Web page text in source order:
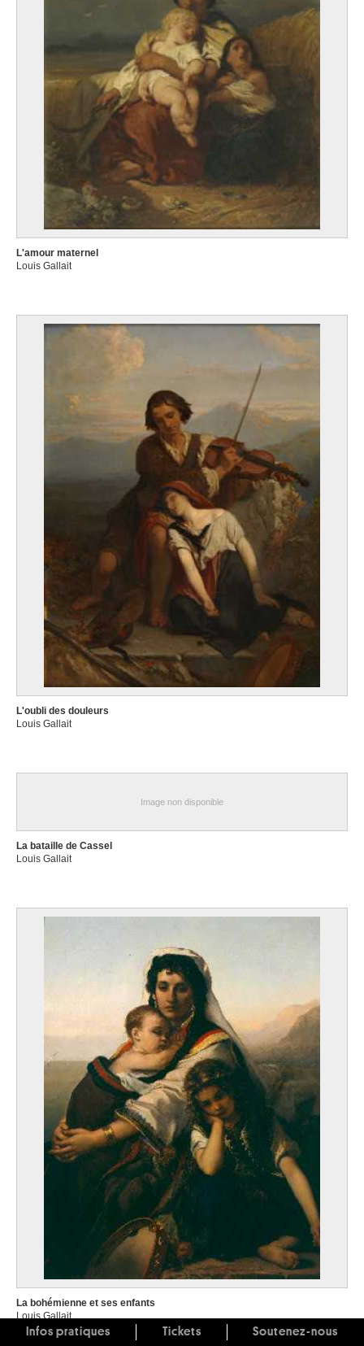
L'amour maternel
Louis Gallait
L'oubli des douleurs
Louis Gallait
Image non disponible
La bataille de Cassel
Louis Gallait
La bohémienne et ses enfants
Louis Gallait
Infos pratiques Tickets Soutenez-nous